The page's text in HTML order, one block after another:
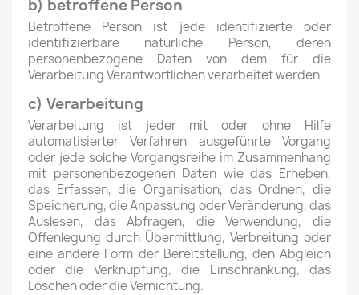
b) betroffene Person
Betroffene Person ist jede identifizierte oder
identifizierbare natürliche Person, deren
personenbezogene Daten von dem für die
Verarbeitung Verantwortlichen verarbeitet werden.
c) Verarbeitung
Verarbeitung ist jeder mit oder ohne Hilfe
automatisierter Verfahren ausgeführte Vorgang
oder jede solche Vorgangsreihe im Zusammenhang
mit personenbezogenen Daten wie das Erheben,
das Erfassen, die Organisation, das Ordnen, die
Speicherung, die Anpassung oder Veränderung, das
Auslesen, das Abfragen, die Verwendung, die
Offenlegung durch Übermittlung, Verbreitung oder
eine andere Form der Bereitstellung, den Abgleich
oder die Verknüpfung, die Einschränkung, das
Löschen oder die Vernichtung.